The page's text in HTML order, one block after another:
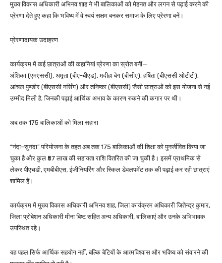
मुख्य विकास अधिकारी अभिनव शाह ने भी बालिकाओं को मेहनत और लगन से पढ़ाई करने की
प्रेरणा देते हुए कहा कि भविष्य में वे स्वयं सक्षम बनकर समाज के लिए प्रेरणा बनें।
प्रेरणादायक उदाहरण
कार्यक्रम में कई छात्राओं की कहानियां प्रेरणा का स्रोत बनीं—
अंशिका (एमएससी), अमृता (बीए-बीएड), मदीहा बेग (बीसीए), हर्षिता (बीएससी ओटीटी),
आंचल पुण्डीर (बीएससी नर्सिंग) और तनिष्का (बीएससी) जैसी छात्राओं को इस योजना से नई
उम्मीद मिली है, जिनकी पढ़ाई आर्थिक अभाव के कारण रुकने की कगार पर थी।
अब तक 175 बालिकाओं को मिला सहारा
“नंदा–सुनंदा” परियोजना के तहत अब तक 175 बालिकाओं की शिक्षा को पुनर्जीवित किया जा
चुका है और कुल ₹57 लाख की सहायता राशि वितरित की जा चुकी है। इसमें प्राथमिक से
लेकर पीएचडी, एमबीबीएस, इंजीनियरिंग और स्किल डेवलपमेंट तक की पढ़ाई कर रही छात्राएं
शामिल हैं।
कार्यक्रम में मुख्य विकास अधिकारी अभिनव शाह, जिला कार्यक्रम अधिकारी जितेन्द्र कुमार,
जिला प्रोबेशन अधिकारी मीना बिष्ट सहित अन्य अधिकारी, बालिकाएं और उनके अभिभावक
उपस्थित रहे।
यह पहल सिर्फ आर्थिक सहयोग नहीं, बल्कि बेटियों के आत्मविश्वास और भविष्य को संवारने की